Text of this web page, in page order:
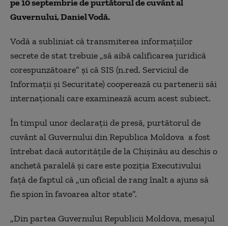
pe 10 septembrie de purtătorul de cuvânt al
Guvernului, Daniel Vodă.
Vodă a subliniat că transmiterea informațiilor
secrete de stat trebuie „să aibă calificarea juridică
corespunzătoare” și că SIS (n.red. Serviciul de
Informații și Securitate) cooperează cu partenerii săi
internaționali care examinează acum acest subiect.
În timpul unor declarații de presă, purtătorul de
cuvânt al Guvernului din Republica Moldova a fost
întrebat dacă autoritățile de la Chișinău au deschis o
anchetă paralelă și care este poziția Executivului
față de faptul că „un oficial de rang înalt a ajuns să
fie spion în favoarea altor state”.
„Din partea Guvernului Republicii Moldova, mesajul